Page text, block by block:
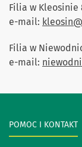
Filia w Kleosinie
e-mail:
Filia w
e-mail:
POMOC I KONTAKT